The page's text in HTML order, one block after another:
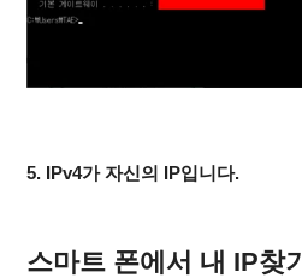
5. IPv4가 자신의 IP입니다.
스마트 폰에서 내 IP찾기